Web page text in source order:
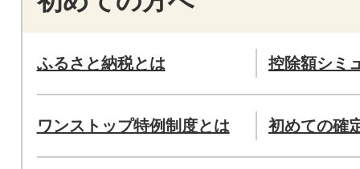
ふるさと納税とは 控除額シミ
ワンストップ特例制度とは 初めての確